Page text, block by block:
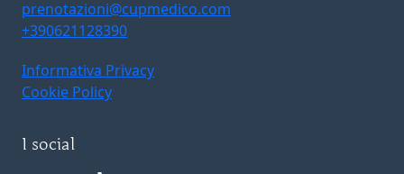
prenotazioni@cupmedico.com
+390621128390
Informativa Privacy
Cookie Policy
I social